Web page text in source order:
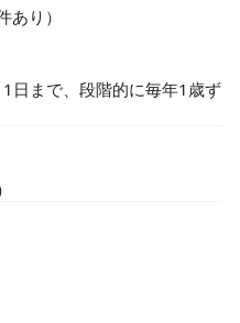
り）
まで、段階的に毎年1歳ず